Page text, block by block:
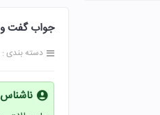
جواب گفت و گو کنید صفحه
دسته بندی :
ناشناس